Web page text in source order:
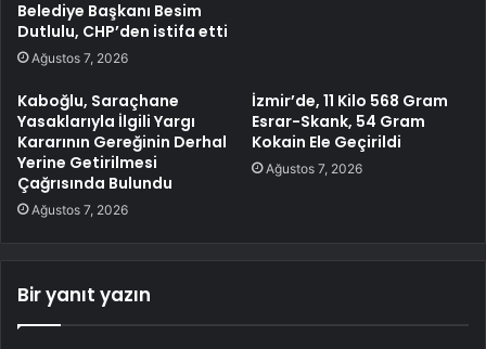
Belediye Başkanı Besim
Dutlulu, CHP’den istifa etti
Ağustos 7, 2026
Kaboğlu, Saraçhane
Yasaklarıyla İlgili Yargı
Kararının Gereğinin Derhal
Yerine Getirilmesi
Çağrısında Bulundu
Ağustos 7, 2026
İzmir’de, 11 Kilo 568 Gram
Esrar-Skank, 54 Gram
Kokain Ele Geçirildi
Ağustos 7, 2026
Bir yanıt yazın